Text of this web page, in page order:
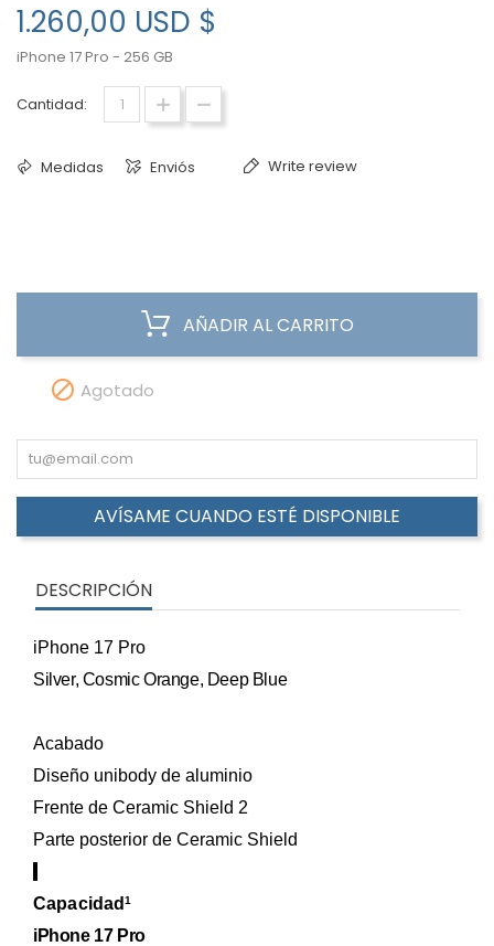
1.260,00 USD $
iPhone 17 Pro - 256 GB
Cantidad:
Medidas Enviós Write review
AÑADIR AL CARRITO
 Agotado
AVÍSAME CUANDO ESTÉ DISPONIBLE
DESCRIPCIÓN
iPhone 17 Pro
Silver, Cosmic Orange, Deep Blue
Acabado
Diseño unibody de aluminio
Frente de Ceramic Shield 2
Parte posterior de Ceramic Shield
Capacidad1
iPhone 17 Pro